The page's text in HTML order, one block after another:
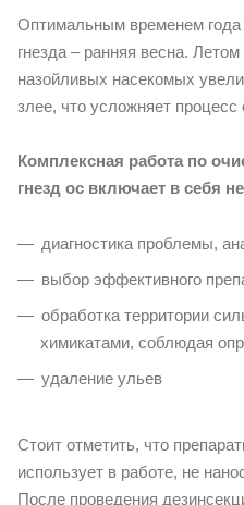
Оптимальным временем года
гнезда – ранняя весна.
назойливых насекомых
злее, что усложняет процесс
Комплексная работа по
гнезд ос включает в себя
диагностика проблемы,
выбор эффективного
обработка территории
химикатами, соблюдая
удаление ульев
Стоит отметить, что
использует в работе, не
После проведения